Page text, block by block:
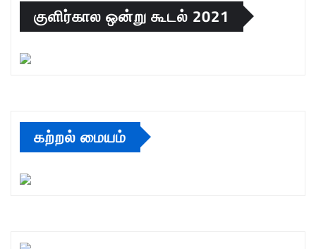
குளிர்கால ஒன்று கூடல் 2021
கற்றல் மையம்